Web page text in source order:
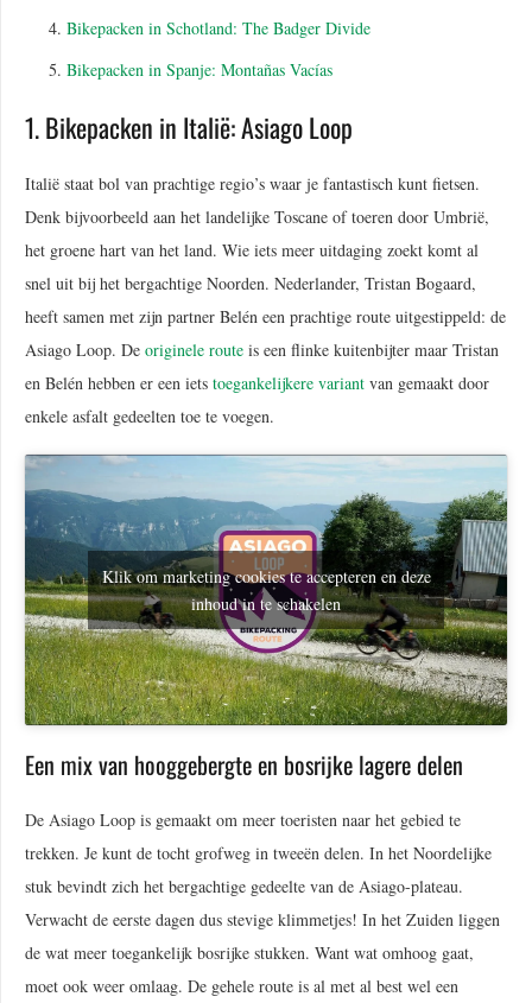
Bikepacken in Schotland: The Badger Divide
Bikepacken in Spanje: Montañas Vacías
1. Bikepacken in Italië: Asiago Loop
Italië staat bol van prachtige regio’s waar je fantastisch kunt fietsen.
Denk bijvoorbeeld aan het landelijke Toscane of toeren door Umbrië,
het groene hart van het land. Wie iets meer uitdaging zoekt komt al
snel uit bij het bergachtige Noorden. Nederlander, Tristan Bogaard,
heeft samen met zijn partner Belén een prachtige route uitgestippeld: de
Asiago Loop. De originele route is een flinke kuitenbijter maar Tristan
en Belén hebben er een iets toegankelijkere variant van gemaakt door
enkele asfalt gedeelten toe te voegen.
Klik om marketing cookies te accepteren en deze
inhoud in te schakelen
Een mix van hooggebergte en bosrijke lagere delen
De Asiago Loop is gemaakt om meer toeristen naar het gebied te
trekken. Je kunt de tocht grofweg in tweeën delen. In het Noordelijke
stuk bevindt zich het bergachtige gedeelte van de Asiago-plateau.
Verwacht de eerste dagen dus stevige klimmetjes! In het Zuiden liggen
de wat meer toegankelijk bosrijke stukken. Want wat omhoog gaat,
moet ook weer omlaag. De gehele route is al met al best wel een